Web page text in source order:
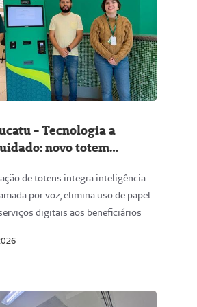
- Tecnologia a
novo totem
de totens integra inteligência
por voz, elimina uso de papel
digitais aos beneficiários